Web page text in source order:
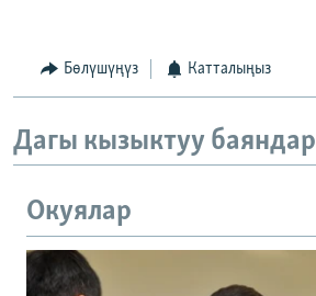
Бөлүшүңүз Катталыңыз
Дагы кызыктуу баяндар
Окуялар